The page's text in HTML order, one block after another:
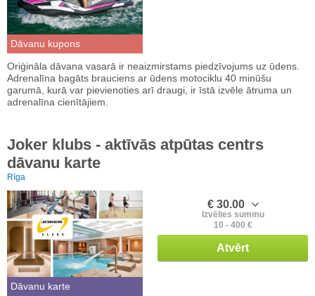
Dāvanu kupons
Oriģināla dāvana vasarā ir neaizmirstams piedzīvojums uz ūdens.
Adrenalīna bagāts brauciens ar ūdens motociklu 40 minūšu
garumā, kurā var pievienoties arī draugi, ir īstā izvēle ātruma un
adrenalīna cienītājiem.
Joker klubs - aktīvās atpūtas centrs
dāvanu karte
Rīga
Dāvanu karte
€ 30.00
Izvēlies summu
10 - 400 €
Atvērt